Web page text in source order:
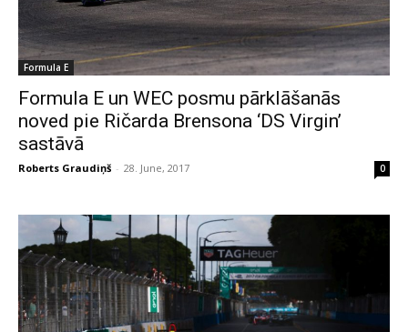
Formula E
Formula E un WEC posmu pārklāšanās
noved pie Ričarda Brensona ‘DS Virgin’
sastāvā
Roberts Graudiņš - 28. June, 2017 0